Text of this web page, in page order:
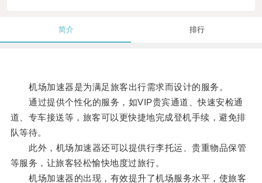
简介 排行
机场加速器是为满足旅客出行需求而设计的服务。
通过提供个性化的服务，如VIP贵宾通道、快速安检通
道、专车接送等，旅客可以更快捷地完成登机手续，避免排
队等待。
此外，机场加速器还可以提供行李托运、贵重物品保管
等服务，让旅客轻松愉快地度过旅行。
机场加速器的出现，有效提升了机场服务水平，使旅客